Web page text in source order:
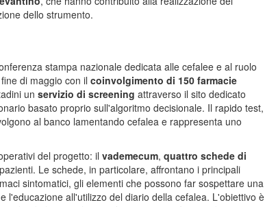
dello strumento.
stampa nazionale dedicata alle cefalee e al ruolo
di maggio con il coinvolgimento di 150 farmacie
un servizio di screening attraverso il sito dedicato
basato proprio sull'algoritmo decisionale. Il rapido test,
al banco lamentando cefalea e rappresenta uno
del progetto: il vademecum, quattro schede di
Le schede, in particolare, affrontano i principali
sintomatici, gli elementi che possono far sospettare una
l'educazione all'utilizzo del diario della cefalea. L'obiettivo è